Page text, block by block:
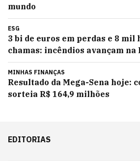
mundo
ESG
3 bi de euros em perdas e 8 mil
chamas: incêndios avançam na
MINHAS FINANÇAS
Resultado da Mega-Sena hoje:
sorteia R$ 164,9 milhões
EDITORIAS